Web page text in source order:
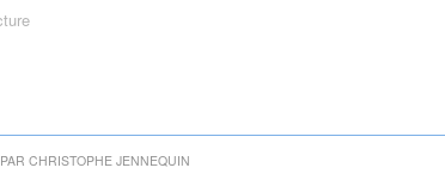
PARCHRISTOPHE JENNEQUIN